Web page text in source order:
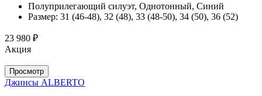
Полуприлегающий силуэт, Однотонный, Синий
Размер: 31 (46-48), 32 (48), 33 (48-50), 34 (50), 36 (52)
23 980 ₽
Акция
Просмотр
Джинсы ALBERTO